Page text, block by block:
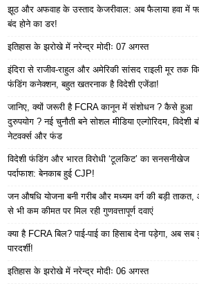
झूठ और अफवाह के उस्ताद केजरीवाल: अब फैलाया हवा में
बंद होने का डर!
इतिहास के झरोखे में नरेन्द्र मोदीः 07 अगस्त
इंदिरा से राजीव-राहुल और अमेरिकी सांसद राइली मूर तक
फंडिंग कनेक्शन, बहुत खतरनाक है विदेशी एजेंडा!
जानिए, क्यों जरूरी है FCRA कानून में संशोधन ? कैसे हुआ
दुरुपयोग ? नई चुनौती बने सोशल मीडिया एल्गोरिदम, विदेशी
नेटवर्क्स और फंड
विदेशी फंडिंग और भारत विरोधी ‘टूलकिट’ का सनसनीखेज
पर्दाफाश: बेनकाब हुई CJP!
जन औषधि योजना बनी गरीब और मध्यम वर्ग की बड़ी ताकत,
से भी कम कीमत पर मिल रही गुणवत्तापूर्ण दवाएं
क्या है FCRA बिल? पाई-पाई का हिसाब देना पड़ेगा, अब
पारदर्शी!
इतिहास के झरोखे में नरेन्द्र मोदीः 06 अगस्त